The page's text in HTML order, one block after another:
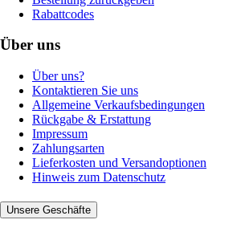
Rabattcodes
Über uns
Über uns?
Kontaktieren Sie uns
Allgemeine Verkaufsbedingungen
Rückgabe & Erstattung
Impressum
Zahlungsarten
Lieferkosten und Versandoptionen
Hinweis zum Datenschutz
Unsere Geschäfte